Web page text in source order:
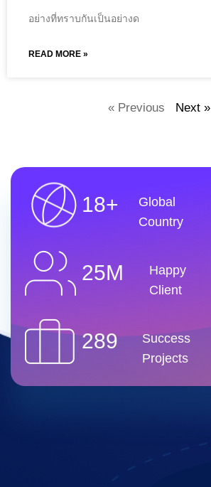
อย่างที่ทราบกันเป็นอย่างด
READ MORE »
« Previous Next »
18+
Global
Country
25M
Happy
Client
289
Success
Projects